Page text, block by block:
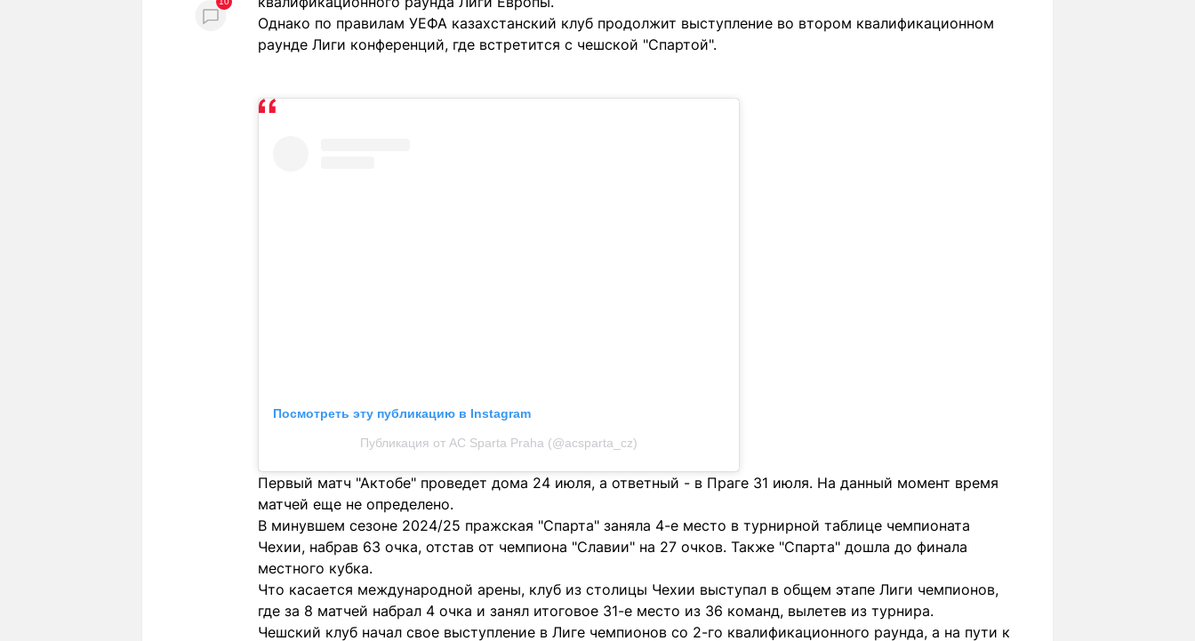
Однако по правилам УЕФА казахстанский клуб продолжит выступление во втором квалификационном
раунде Лиги конференций, где встретится с чешской "Спартой".
Посмотреть эту публикацию в Instagram
Публикация от AC Sparta Praha (@acsparta_cz)
Первый матч "Актобе" проведет дома 24 июля, а ответный - в Праге 31 июля. На данный момент время
матчей еще не определено.
В минувшем сезоне 2024/25 пражская "Спарта" заняла 4-е место в турнирной таблице чемпионата
Чехии, набрав 63 очка, отстав от чемпиона "Славии" на 27 очков. Также "Спарта" дошла до финала
местного кубка.
Что касается международной арены, клуб из столицы Чехии выступал в общем этапе Лиги чемпионов,
где за 8 матчей набрал 4 очка и занял итоговое 31-е место из 36 команд, вылетев из турнира.
Чешский клуб начал свое выступление в Лиге чемпионов со 2-го квалификационного раунда, а на пути к